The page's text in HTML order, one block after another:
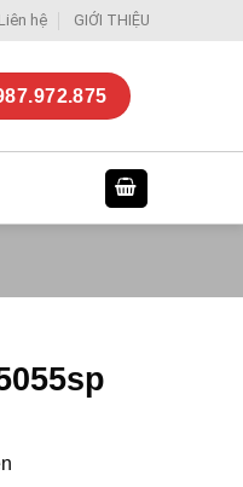
Liên hệ GIỚI THIỆU